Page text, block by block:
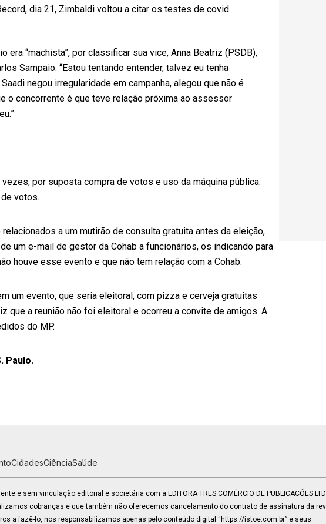
dia 21, Zimbaldi voltou a citar os testes de covid.
“machista”, por classificar sua vice, Anna Beatriz (PSDB),
Sampaio. “Estou tentando entender, talvez eu tenha
negou irregularidade em campanha, alegou que não é
o concorrente é que teve relação próxima ao assessor
por suposta compra de votos e uso da máquina pública.
votos.
a um mutirão de consulta gratuita antes da eleição,
um e-mail de gestor da Cohab a funcionários, os indicando para
houve esse evento e que não tem relação com a Cohab.
um evento, que seria eleitoral, com pizza e cerveja gratuitas
que a reunião não foi eleitoral e ocorreu a convite de amigos. A
do MP.
Paulo.
CidadesCiênciaSaúde
e sem vinculação editorial e societária com a EDITORA TRES COMÉRCIO DE PUBLICACÕES
cobranças e que também não oferecemos cancelamento do contrato de assinatura da
a fazê-lo, nos responsabilizamos apenas pelo conteúdo digital “https://istoe.com.br” e seus